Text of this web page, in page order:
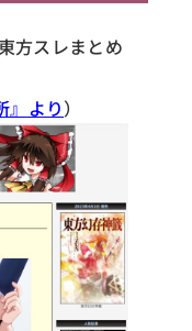
方スレまとめ
』より）